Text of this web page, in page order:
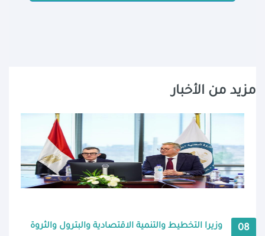
مزيد من الأخبار
08
وزيرا التخطيط والتنمية الاقتصادية والبترول والثروة